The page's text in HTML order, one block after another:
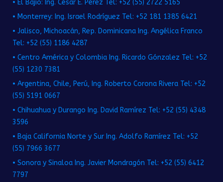
• El Bajío: Ing. César E. Pérez Tel: +52 (55) 2722 5165
• Monterrey: Ing. Israel Rodríguez Tel: +52 181 1385 6421
• Jalisco, Michoacán, Rep. Dominicana Ing. Angélica Franco
Tel: +52 (55) 1186 4287
• Centro América y Colombia Ing. Ricardo Gónzalez Tel: +52
(55) 1230 7381
• Argentina, Chile, Perú, Ing. Roberto Corona Rivera Tel: +52
(55) 5191 0667
• Chihuahua y Durango Ing. David Ramírez Tel: +52 (55) 4348
3596
• Baja California Norte y Sur Ing. Adolfo Ramírez Tel: +52
(55) 7966 3677
• Sonora y Sinaloa Ing. Javier Mondragón Tel: +52 (55) 6412
7797